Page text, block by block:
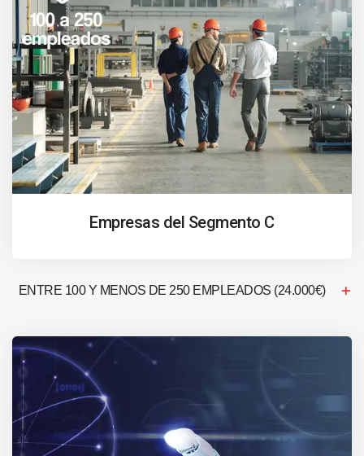
Empresas del Segmento C
ENTRE 100 Y MENOS DE 250 EMPLEADOS (24.000€)